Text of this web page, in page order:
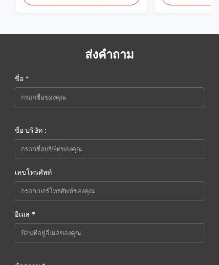
ส่งคำถาม
ชื่อ *
ชื่อ บริษัท :
เลขโทรศัพท์
อีเมล *